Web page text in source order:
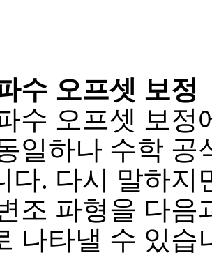
수 오프셋 보정
수 오프셋 보정
일하나 수학 공
다. 다시 말하지
조 파형을 다음
나타낼 수 있습